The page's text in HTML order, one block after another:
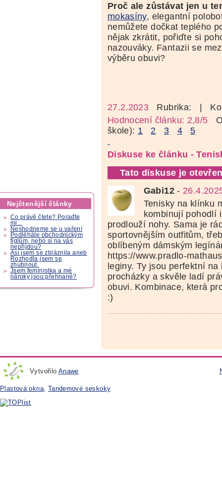
Nejčtenější články
Co právě čtete? Poraďte
mi...
Neshodneme se u vaření
Podléháte obchodnickým
fíglům, nebo si na vás
nepřijdou?
Asi jsem se zbláznila aneb
Rozhodla jsem se
zhubnout.
Jsem feministka a mé
nároky jsou přehnané?
Proč ale zůstávat jen u
mokasíny, elegantní
nemůžete dočkat teplého
nějak zkrátit, pořiďte si
nazouváky. Fantazii se
výběru obuvi?
27.2.2023 Rubrika:
|
Hodnocení článku: 2,8/5
škole): 1 2 3 4 5
Diskuse ke článku -
Tato diskuse je
Gabi12-
Tenisky na klínku
kombinují pohodlí
prodlouží nohy. Sama je
sportovnějším outfitům,
oblíbeným dámským
https://www.pradlo-
leginy. Ty jsou perfektní na
procházky a skvěle ladí
obuvi. Kombinace, která
:)
Vytvořilo Anawe
Plastová okna Tandemové seskoky